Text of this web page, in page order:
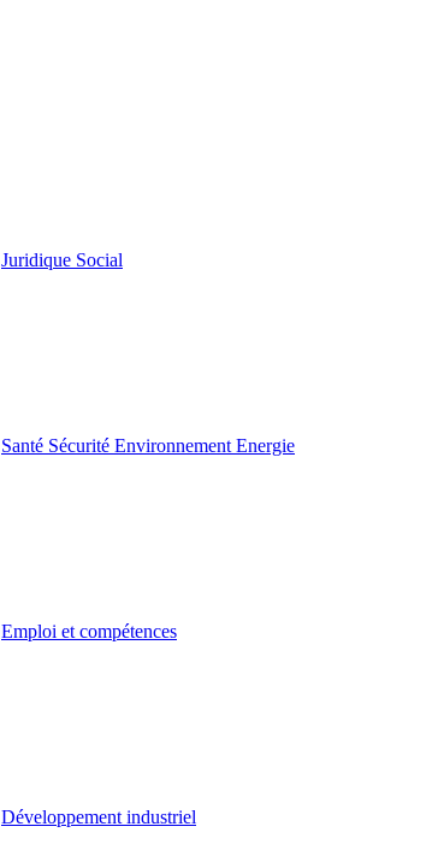
Juridique Social
Santé Sécurité Environnement Energie
Emploi et compétences
Développement industriel